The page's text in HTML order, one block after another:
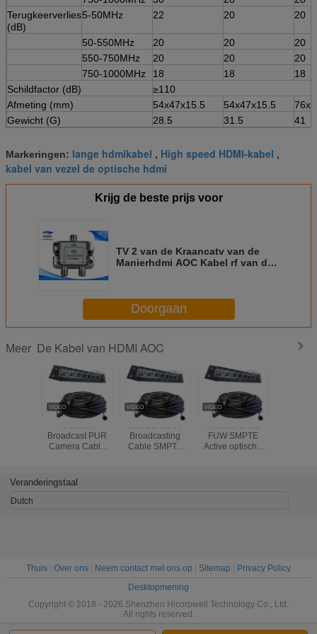
Terugkeerverlies
(dB)
5-50MHz 22 20 20
50-550MHz 20 20
20
550-750MHz
20 20
20
750-1000MHz
18 18
18
Schildfactor (dB)
≥110
Afmeting (mm)
54x47x15.5 54x47x15.5
Gewicht (G)
28.5 31.5 41
Markeringen: lange hdmikabel , High speed HDMI-kabel ,
kabel van vezel de optische hdmi
Krijg de beste prijs voor
TV 2 van de Kraancatv van de
Manierhdmi AOC Kabel rf van de
Doorgaan
Meer De Kabel van HDMI AOC
Outdoor
Broadcast PUR
Camera Cable
Koper Power
Electric Hybrid
3K.93C HDTV
Broadcasting
Cable SMPTE
Flexible 3K93
FUW SMPTE
Active optische
Veranderingstaal
Dutch
Thuis Over ons Neem contact met ons op Sitemap
Privacy Policy
Desktopmening
Copyright © 2018 - 2026 Shenzhen Hicorpwell Technology Co., Ltd.
All rights reserved.